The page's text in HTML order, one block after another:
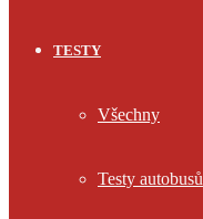
TESTY
Všechny
Testy autobusů